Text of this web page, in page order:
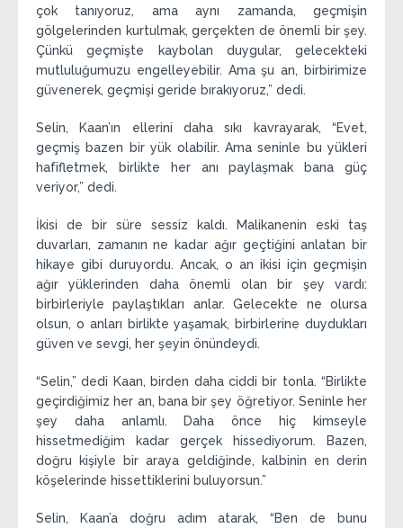
çok tanıyoruz, ama aynı zamanda, geçmişin
gölgelerinden kurtulmak, gerçekten de önemli bir şey.
Çünkü geçmişte kaybolan duygular, gelecekteki
mutluluğumuzu engelleyebilir. Ama şu an, birbirimize
güvenerek, geçmişi geride bırakıyoruz,” dedi.
Selin, Kaan’ın ellerini daha sıkı kavrayarak, “Evet,
geçmiş bazen bir yük olabilir. Ama seninle bu yükleri
hafifletmek, birlikte her anı paylaşmak bana güç
veriyor,” dedi.
İkisi de bir süre sessiz kaldı. Malikanenin eski taş
duvarları, zamanın ne kadar ağır geçtiğini anlatan bir
hikaye gibi duruyordu. Ancak, o an ikisi için geçmişin
ağır yüklerinden daha önemli olan bir şey vardı:
birbirleriyle paylaştıkları anlar. Gelecekte ne olursa
olsun, o anları birlikte yaşamak, birbirlerine duydukları
güven ve sevgi, her şeyin önündeydi.
“Selin,” dedi Kaan, birden daha ciddi bir tonla. “Birlikte
geçirdiğimiz her an, bana bir şey öğretiyor. Seninle her
şey daha anlamlı. Daha önce hiç kimseyle
hissetmediğim kadar gerçek hissediyorum. Bazen,
doğru kişiyle bir araya geldiğinde, kalbinin en derin
köşelerinde hissettiklerini buluyorsun.”
Selin, Kaan’a doğru adım atarak, “Ben de bunu